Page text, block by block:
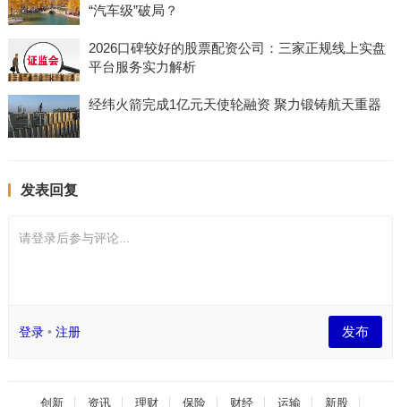
“汽车级”破局？
2026口碑较好的股票配资公司：三家正规线上实盘
平台服务实力解析
经纬火箭完成1亿元天使轮融资 聚力锻铸航天重器
发表回复
请登录后参与评论...
登录• 注册 发布
创新 资讯 理财 保险 财经 运输 新股